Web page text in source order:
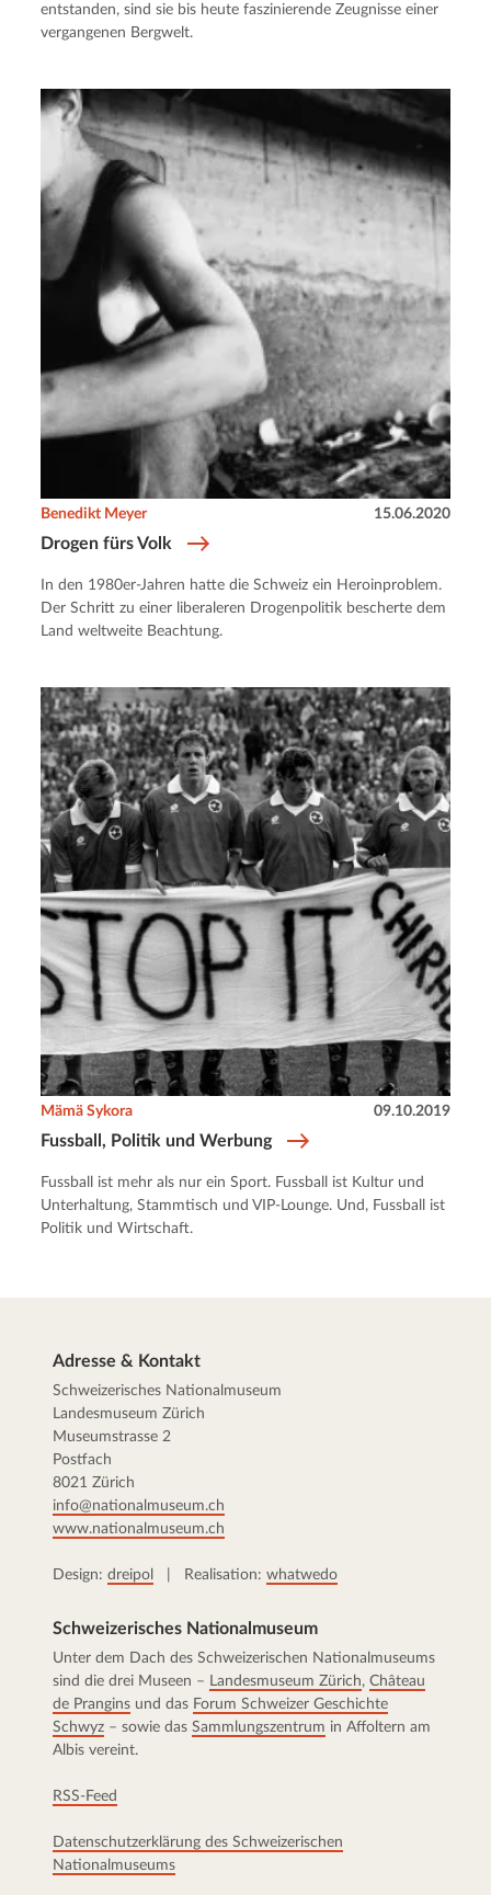
entstanden, sind sie bis heute faszinierende Zeugnisse einer
vergangenen Bergwelt.
Drogen fürs Volk
Benedikt Meyer 15.06.2020
In den 1980er-Jahren hatte die Schweiz ein Heroinproblem.
Der Schritt zu einer liberaleren Drogenpolitik bescherte dem
Land weltweite Beachtung.
Fussball, Politik und Werbung
Mämä Sykora 09.10.2019
Fussball ist mehr als nur ein Sport. Fussball ist Kultur und
Unterhaltung, Stammtisch und VIP-Lounge. Und, Fussball ist
Politik und Wirtschaft.
Adresse & Kontakt
Schweizerisches Nationalmuseum
Landesmuseum Zürich
Museumstrasse 2
Postfach
8021 Zürich
info@nationalmuseum.ch
www.nationalmuseum.ch
Design: dreipol | Realisation: whatwedo
Schweizerisches Nationalmuseum
Unter dem Dach des Schweizerischen Nationalmuseums
sind die drei Museen – Landesmuseum Zürich, Château
de Prangins und das Forum Schweizer Geschichte
Schwyz – sowie das Sammlungszentrum in Affoltern am
Albis vereint.
RSS-Feed
Datenschutzerklärung des Schweizerischen
Nationalmuseums